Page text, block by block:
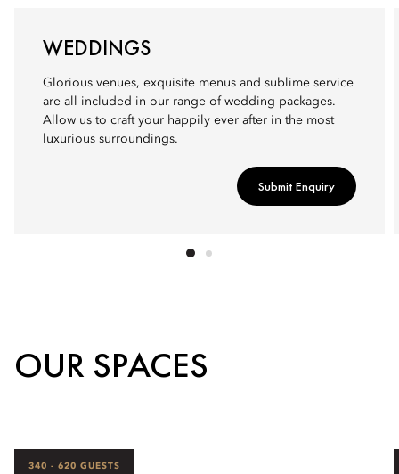
WEDDINGS
Glorious venues, exquisite menus and sublime service
are all included in our range of wedding packages.
Allow us to craft your happily ever after in the most
luxurious surroundings.
Submit Enquiry
OUR SPACES
340 - 620 GUESTS